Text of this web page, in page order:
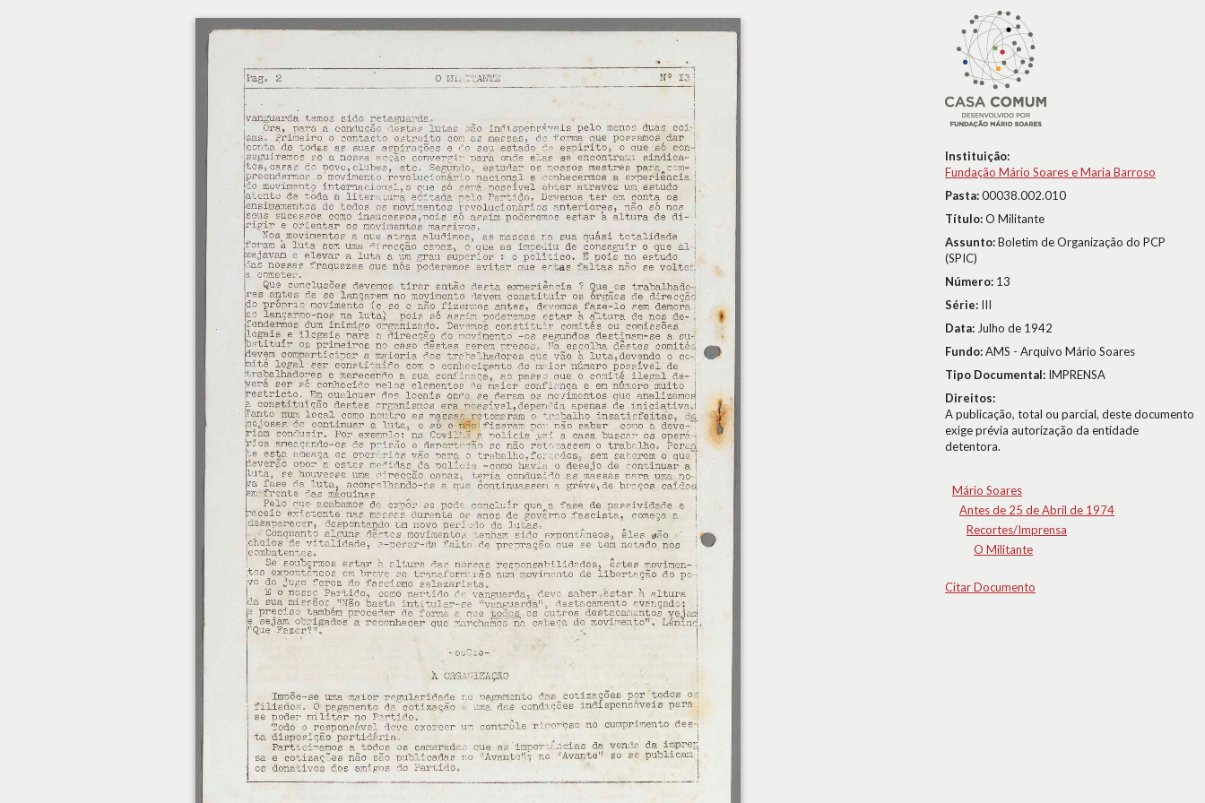
Instituição:
Fundação Mário Soares e Maria Barroso
Pasta:00038.002.010
Título:O Militante
Assunto:Boletim de Organização do PCP
(SPIC)
Número: 13
Série: III
Data: Julho de 1942
Fundo:AMS - Arquivo Mário Soares
Tipo Documental: IMPRENSA
Direitos:
A publicação, total ou parcial, deste documento
exige prévia autorização da entidade
detentora.
Mário Soares
Antes de 25 de Abril de 1974
Recortes/Imprensa
O Militante
Citar Documento